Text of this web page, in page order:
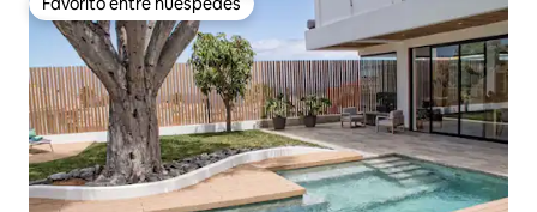
Favorito entre huéspedes